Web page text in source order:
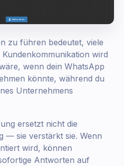
zu führen bedeutet, viele
wird
wenn dein WhatsApp
könnte, während du
Unternehmens
ersetzt nicht die
— sie verstärkt sie. Wenn
wird, können
Antworten auf